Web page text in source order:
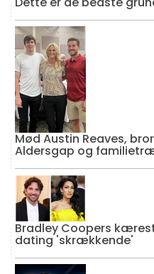
Mød Austin Reaves,
Aldersgap og
Bradley Coopers
dating 'skrækkende'